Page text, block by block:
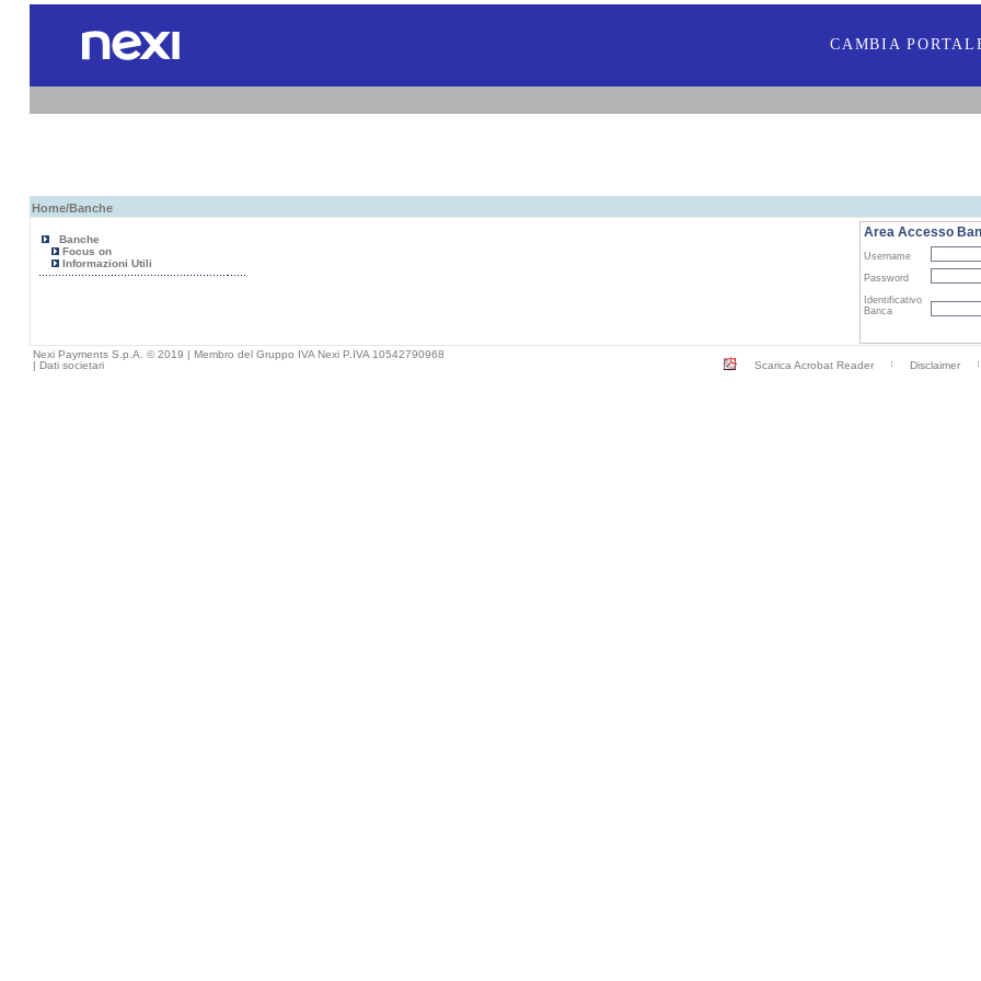
CAMBIA
Home/Banche
Banche
Focus on
Informazioni Utili
Area Accesso
Username
Password
Identificativo
Banca
Nexi Payments S.p.A. © 2019 | Membro del Gruppo IVA Nexi P.IVA 10542790968
| Dati societari Scarica Acrobat Reader Disclaimer